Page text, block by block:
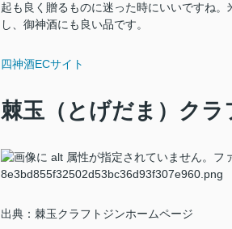
起も良く贈るものに迷った時にいいですね
し、御神酒にも良い品です。
四神酒ECサイト
棘玉（とげだま）クラ
出典：棘玉クラフトジンホームページ